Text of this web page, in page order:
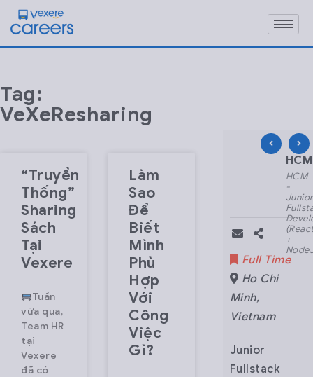
Tag:
VeXeResharing
“Truyền
Thống”
Sharing
Sách
Tại
Vexere
Tuần
vừa qua,
Team HR
tại
Vexere
đã có
Làm
Sao
Để
Biết
Mình
Phù
Hợp
Với
Công
Việc
Gì?
HCM – Nhân viên
Part Time
Ho Chi
Minh
Vietnam
Nhân viên
HCM
-
Junior
+
Full Time
Ho Chi
Minh,
Vietnam
Junior
Fullstack